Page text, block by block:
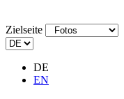
Zielseite
DE
EN